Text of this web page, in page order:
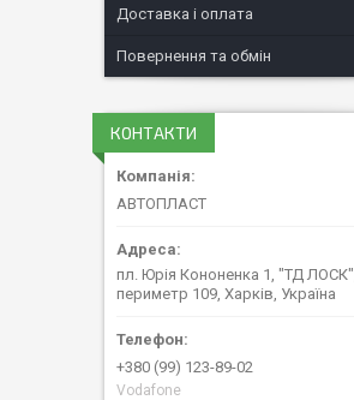
Доставка і оплата
Повернення та обмін
КОНТАКТИ
АВТОПЛАСТ
пл. Юрія Кононенка 1, "ТД ЛОСК",
периметр 109, Харків, Україна
+380 (99) 123-89-02
Vodafone